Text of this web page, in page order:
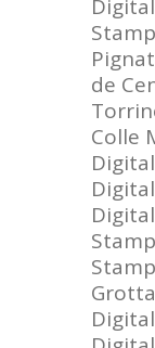
de
Colle